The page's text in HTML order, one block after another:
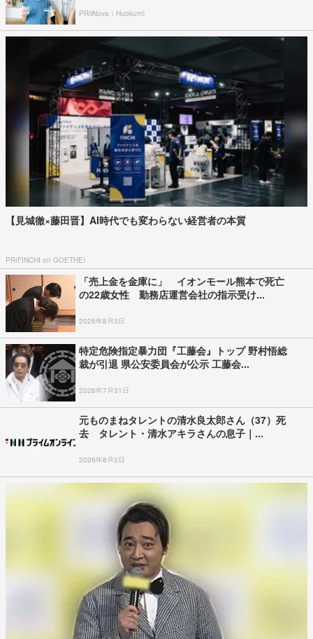
PR(iNova｜Hugkum)
【見城徹×藤田晋】AI時代でも変わらない経営者の本質
PR(FINCHI on GOETHE)
「売上金を金庫に」 イオンモール熊本で死亡
の22歳女性 勤務店運営会社の指示受け...
2026年8月3日
特定危険指定暴力団『工藤会』トップ 野村悟総
裁が引退 県公安委員会が公示 工藤会...
2026年7月31日
元ものまねタレントの清水良太郎さん（37）死
去 タレント・清水アキラさんの息子｜...
2026年8月2日